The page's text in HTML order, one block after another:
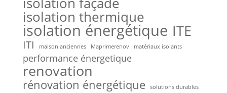
isolation thermique
isolation énergétique ITE
ITI maison anciennes Maprimerenov matériaux isolants
performance énergetique
renovation
rénovation énergétique
solutions durables